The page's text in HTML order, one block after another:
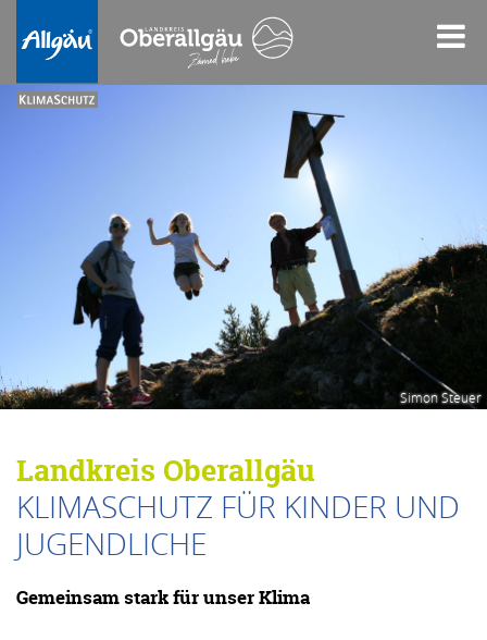
Simon Steuer
Landkreis Oberallgäu
KLIMASCHUTZ FÜR KINDER UND
JUGENDLICHE
Gemeinsam stark für unser Klima